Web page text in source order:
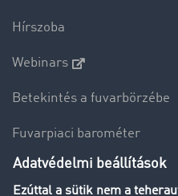
Hírszoba
Webinars
Betekintés a fuvarbörzébe
Fuvarpiaci barométer
Transzportlexikon